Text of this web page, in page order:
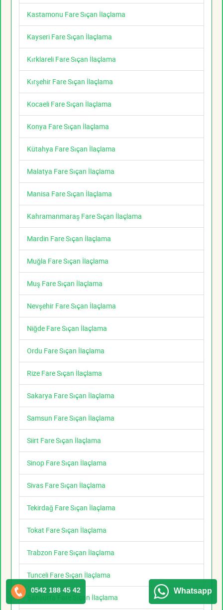
Kastamonu Fare Sıçan İlaçlama
Kayseri Fare Sıçan İlaçlama
Kırklareli Fare Sıçan İlaçlama
Kırşehir Fare Sıçan İlaçlama
Kocaeli Fare Sıçan İlaçlama
Konya Fare Sıçan İlaçlama
Kütahya Fare Sıçan İlaçlama
Malatya Fare Sıçan İlaçlama
Manisa Fare Sıçan İlaçlama
Kahramanmaraş Fare Sıçan İlaçlama
Mardin Fare Sıçan İlaçlama
Muğla Fare Sıçan İlaçlama
Muş Fare Sıçan İlaçlama
Nevşehir Fare Sıçan İlaçlama
Niğde Fare Sıçan İlaçlama
Ordu Fare Sıçan İlaçlama
Rize Fare Sıçan İlaçlama
Sakarya Fare Sıçan İlaçlama
Samsun Fare Sıçan İlaçlama
Siirt Fare Sıçan İlaçlama
Sinop Fare Sıçan İlaçlama
Sivas Fare Sıçan İlaçlama
Tekirdağ Fare Sıçan İlaçlama
Tokat Fare Sıçan İlaçlama
Trabzon Fare Sıçan İlaçlama
Tunceli Fare Sıçan İlaçlama
Şanlıurfa Fare Sıçan İlaçlama
0542 188 45 42 Whatsapp